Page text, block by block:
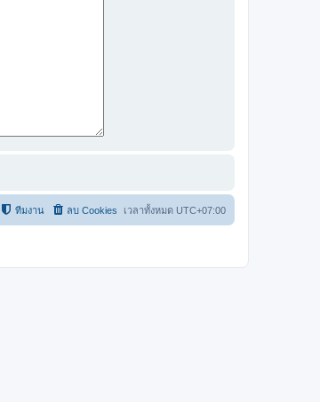
เวลาทั้งหมด UTC+07:00
ลบ Cookies
ทีมงาน